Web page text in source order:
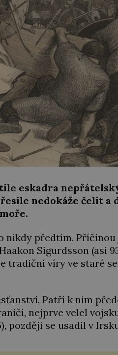
eskadra
nedokáže čelit a
nikdy předtím. Příčinou
Sigurdsson (asi
tradiční víry ve staré
Patří k nim
nejprve velel
později se usadil v